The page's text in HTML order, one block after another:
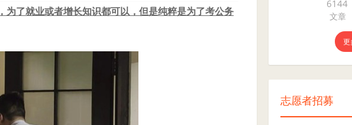
了就业或者增长知识都可以，但是纯粹是为了考公务
6144
文章
更
志愿者招募